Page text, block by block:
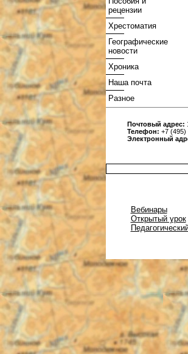
рецензии
Хрестоматия
Географические
новости
Хроника
Наша почта
Разное
Почтовый адрес:
Телефон: +7 (495)
Электронный
Вебинары
Открытый урок